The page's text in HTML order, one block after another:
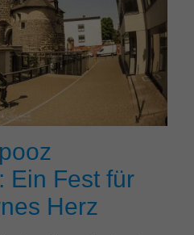
Ein Fest für
Herz